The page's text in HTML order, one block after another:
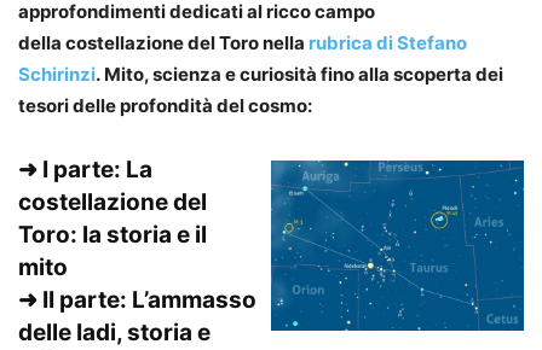
approfondimenti dedicati al ricco campo
della costellazione del Toro nella rubrica di Stefano
Schirinzi. Mito, scienza e curiosità fino alla scoperta dei
tesori delle profondità del cosmo:
➜ I parte: La
costellazione del
Toro: la storia e il
mito
➜ II parte: L’ammasso
delle Iadi, storia e